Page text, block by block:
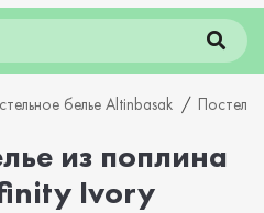
белье Altinbasak
из поплина
Ivory